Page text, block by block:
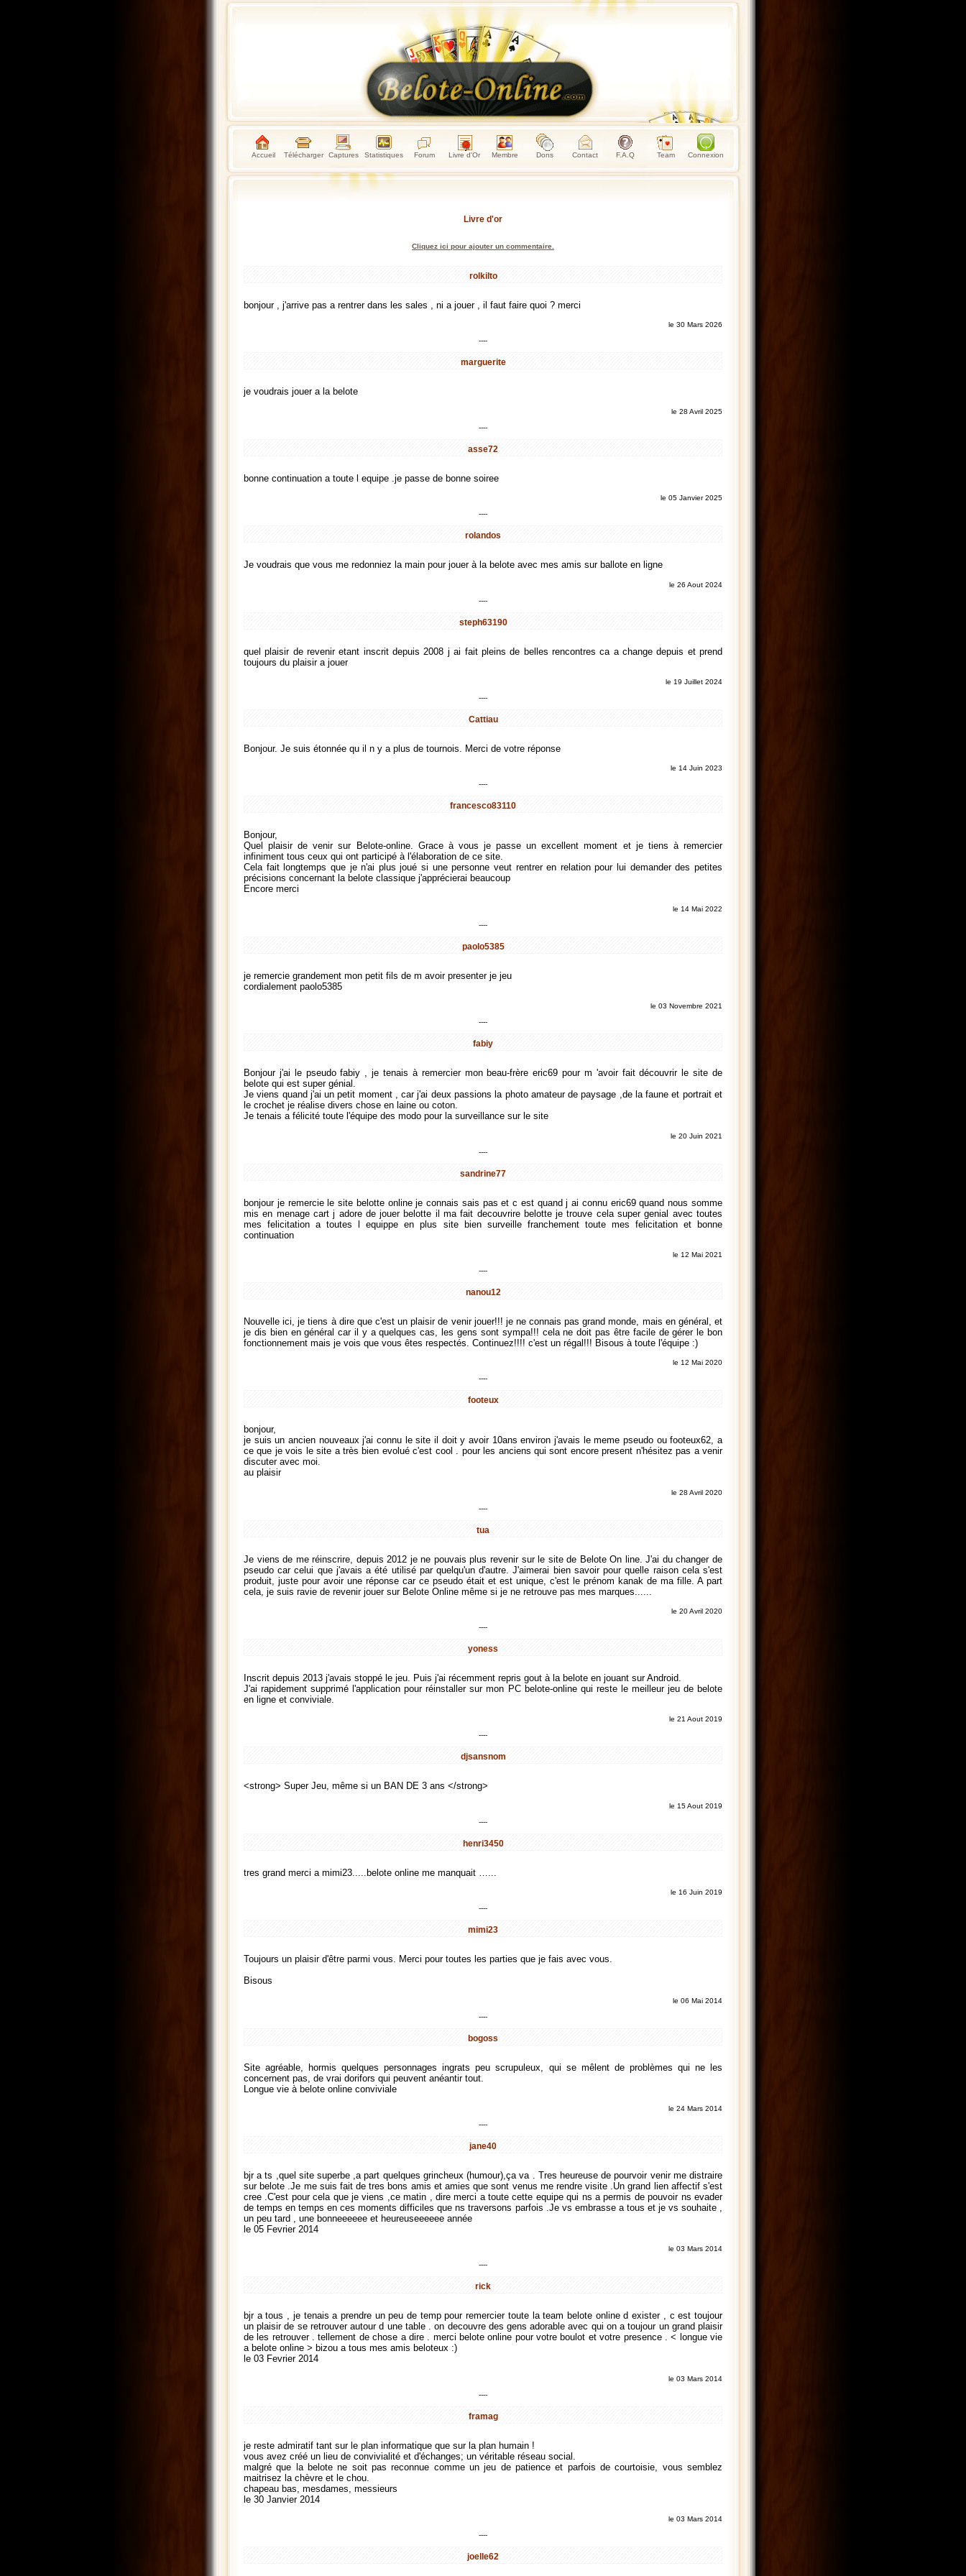
Connexion
Team
F.A.Q
Contact
Dons
Membre
Livre d'Or
Forum
Statistiques
Captures
Télécharger
Accueil
Livre d'or
Cliquez ici pour ajouter un commentaire.
rolkilto
bonjour , j'arrive pas a rentrer dans les sales , ni a jouer , il faut faire quoi ? merci
le 30 Mars 2026
----
marguerite
je voudrais jouer a la belote
le 28 Avril 2025
----
asse72
bonne continuation a toute l equipe .je passe de bonne soiree
le 05 Janvier 2025
----
rolandos
Je voudrais que vous me redonniez la main pour jouer à la belote avec mes amis sur ballote en ligne
le 26 Aout 2024
----
steph63190
quel plaisir de revenir etant inscrit depuis 2008 j ai fait pleins de belles rencontres ca a change depuis et prend
toujours du plaisir a jouer
le 19 Juillet 2024
----
Cattiau
Bonjour. Je suis étonnée qu il n y a plus de tournois. Merci de votre réponse
le 14 Juin 2023
----
francesco83110
Bonjour,
Quel plaisir de venir sur Belote-online. Grace à vous je passe un excellent moment et je tiens à remercier
infiniment tous ceux qui ont participé à l'élaboration de ce site.
Cela fait longtemps que je n'ai plus joué si une personne veut rentrer en relation pour lui demander des petites
précisions concernant la belote classique j'apprécierai beaucoup
Encore merci
le 14 Mai 2022
----
paolo5385
je remercie grandement mon petit fils de m avoir presenter je jeu
cordialement paolo5385
le 03 Novembre 2021
----
fabiy
Bonjour j'ai le pseudo fabiy , je tenais à remercier mon beau-frère eric69 pour m 'avoir fait découvrir le site de
belote qui est super génial.
Je viens quand j'ai un petit moment , car j'ai deux passions la photo amateur de paysage ,de la faune et portrait et
le crochet je réalise divers chose en laine ou coton.
Je tenais a félicité toute l'équipe des modo pour la surveillance sur le site
le 20 Juin 2021
----
sandrine77
bonjour je remercie le site belotte online je connais sais pas et c est quand j ai connu eric69 quand nous somme
mis en menage cart j adore de jouer belotte il ma fait decouvrire belotte je trouve cela super genial avec toutes
mes felicitation a toutes l equippe en plus site bien surveille franchement toute mes felicitation et bonne
continuation
le 12 Mai 2021
----
nanou12
Nouvelle ici, je tiens à dire que c'est un plaisir de venir jouer!!! je ne connais pas grand monde, mais en général, et
je dis bien en général car il y a quelques cas, les gens sont sympa!!! cela ne doit pas être facile de gérer le bon
fonctionnement mais je vois que vous êtes respectés. Continuez!!!! c'est un régal!!! Bisous à toute l'équipe :)
le 12 Mai 2020
----
footeux
bonjour,
je suis un ancien nouveaux j'ai connu le site il doit y avoir 10ans environ j'avais le meme pseudo ou footeux62, a
ce que je vois le site a très bien evolué c'est cool . pour les anciens qui sont encore present n'hésitez pas a venir
discuter avec moi.
au plaisir
le 28 Avril 2020
----
tua
Je viens de me réinscrire, depuis 2012 je ne pouvais plus revenir sur le site de Belote On line. J'ai du changer de
pseudo car celui que j'avais a été utilisé par quelqu'un d'autre. J'aimerai bien savoir pour quelle raison cela s'est
produit, juste pour avoir une réponse car ce pseudo était et est unique, c'est le prénom kanak de ma fille. A part
cela, je suis ravie de revenir jouer sur Belote Online même si je ne retrouve pas mes marques......
le 20 Avril 2020
----
yoness
Inscrit depuis 2013 j'avais stoppé le jeu. Puis j'ai récemment repris gout à la belote en jouant sur Android.
J'ai rapidement supprimé l'application pour réinstaller sur mon PC belote-online qui reste le meilleur jeu de belote
en ligne et conviviale.
le 21 Aout 2019
----
djsansnom
<strong> Super Jeu, même si un BAN DE 3 ans </strong>
le 15 Aout 2019
----
henri3450
tres grand merci a mimi23.....belote online me manquait …...
le 16 Juin 2019
----
mimi23
Toujours un plaisir d'être parmi vous. Merci pour toutes les parties que je fais avec vous.
Bisous
le 06 Mai 2014
----
bogoss
Site agréable, hormis quelques personnages ingrats peu scrupuleux, qui se mêlent de problèmes qui ne les
concernent pas, de vrai dorifors qui peuvent anéantir tout.
Longue vie à belote online conviviale
le 24 Mars 2014
----
jane40
bjr a ts ,quel site superbe ,a part quelques grincheux (humour),ça va . Tres heureuse de pourvoir venir me distraire
sur belote .Je me suis fait de tres bons amis et amies que sont venus me rendre visite .Un grand lien affectif s'est
cree .C'est pour cela que je viens ,ce matin , dire merci a toute cette equipe qui ns a permis de pouvoir ns evader
de temps en temps en ces moments difficiles que ns traversons parfois .Je vs embrasse a tous et je vs souhaite ,
un peu tard , une bonneeeeee et heureuseeeeee année
le 05 Fevrier 2014
le 03 Mars 2014
----
rick
bjr a tous , je tenais a prendre un peu de temp pour remercier toute la team belote online d exister , c est toujour
un plaisir de se retrouver autour d une table . on decouvre des gens adorable avec qui on a toujour un grand plaisir
de les retrouver . tellement de chose a dire . merci belote online pour votre boulot et votre presence . < longue vie
a belote online > bizou a tous mes amis beloteux :)
le 03 Fevrier 2014
le 03 Mars 2014
----
framag
je reste admiratif tant sur le plan informatique que sur la plan humain !
vous avez créé un lieu de convivialité et d'échanges; un véritable réseau social.
malgré que la belote ne soit pas reconnue comme un jeu de patience et parfois de courtoisie, vous semblez
maitrisez la chèvre et le chou.
chapeau bas, mesdames, messieurs
le 30 Janvier 2014
le 03 Mars 2014
----
joelle62